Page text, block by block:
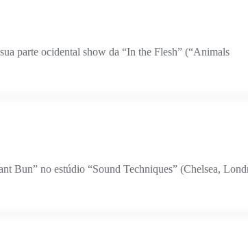
parte ocidental show da “In the Flesh” (“Animals
Bun” no estúdio “Sound Techniques” (Chelsea,